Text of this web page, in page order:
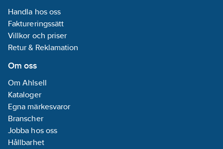
Handla hos oss
Faktureringssätt
Villkor och priser
Retur & Reklamation
Om oss
Om Ahlsell
Kataloger
Egna märkesvaror
Branscher
Jobba hos oss
Hållbarhet